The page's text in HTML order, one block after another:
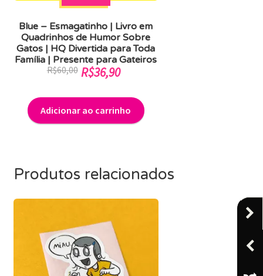
Blue – Esmagatinho | Livro em
Quadrinhos de Humor Sobre
Gatos | HQ Divertida para Toda
Família | Presente para Gateiros
R$60,00 O
original
era:
R$60,00.
R$36,90
atual
é:
R$36,90.
Adicionar ao carrinho
Produtos relacionados